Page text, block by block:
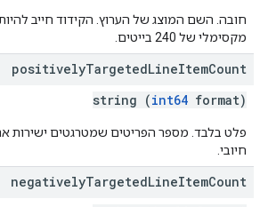
מקסימלי של 240 בייטים.
positivelyTargetedLineItemCount
string (int64 format)
פלט בלבד. מספר הפריטים שמטרגטים ישירות
חיובי.
negativelyTargetedLineItemCount